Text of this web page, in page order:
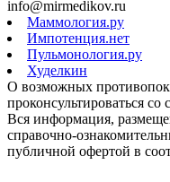
info@mirmedikov.ru
Маммология.ру
Импотенция.нет
Пульмонология.ру
Худелкин
О возможных
проконсультироваться со
Вся информация,
справочно-
публичной офертой в